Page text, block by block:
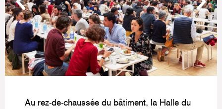
Au rez-de-chaussée du bâtiment, la Halle du